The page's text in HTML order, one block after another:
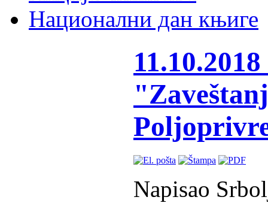
Национални дан књиге
Napisao